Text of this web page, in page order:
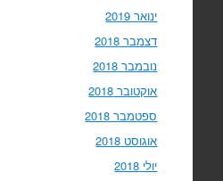
ינואר 2019
דצמבר 2018
נובמבר 2018
אוקטובר 2018
ספטמבר 2018
אוגוסט 2018
יולי 2018